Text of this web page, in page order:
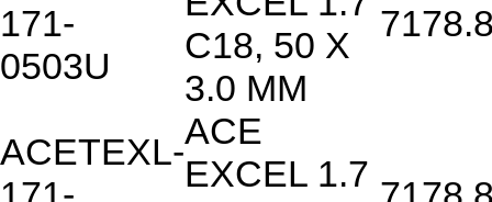
171-
0503U
C18, 50 X
3.0 MM
ACETEXL-ACE
EXCEL 1.7